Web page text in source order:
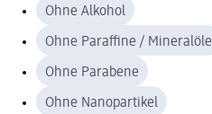
Ohne Alkohol
Ohne Paraffine / Mineralöle
Ohne Parabene
Ohne Nanopartikel